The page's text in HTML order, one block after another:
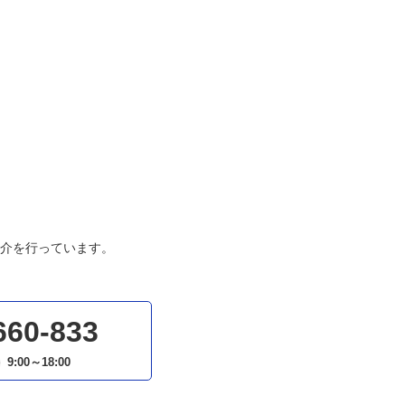
を行っています。
833
9:00～18:00